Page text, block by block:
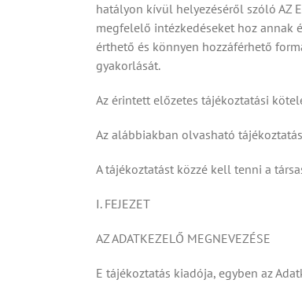
hatályon kívül helyezéséről szóló AZ
megfelelő intézkedéseket hoz annak
érthető és könnyen hozzáférhető
gyakorlását.
Az érintett előzetes tájékoztatási
Az alábbiakban olvasható
A tájékoztatást közzé kell tenni a
I. FEJEZET
AZ ADATKEZELŐ MEGNEVEZÉSE
E tájékoztatás kiadója, egyben az